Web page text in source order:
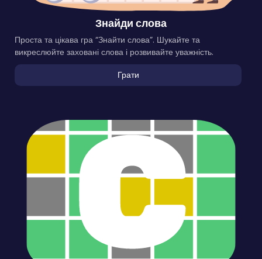
Знайди слова
Проста та цікава гра “Знайти слова”. Шукайте та
викреслюйте заховані слова і розвивайте уважність.
Грати